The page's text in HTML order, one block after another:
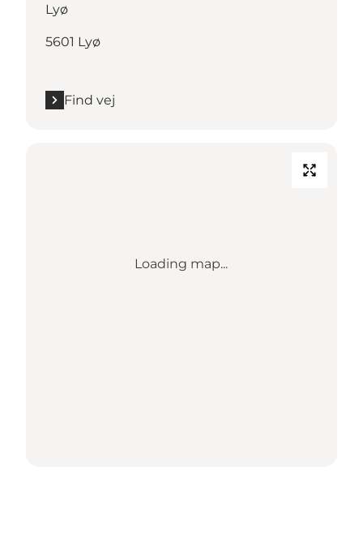
Lyø
5601 Lyø
Find vej
Loading map...